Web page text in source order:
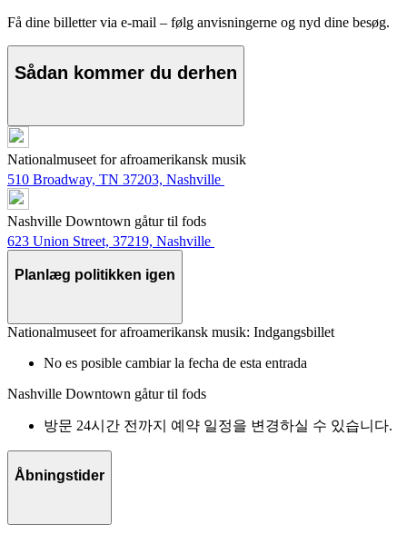
Få dine billetter via e-mail – følg anvisningerne og nyd dine besøg.
Sådan kommer du derhen
Nationalmuseet for afroamerikansk musik
510 Broadway, TN 37203, Nashville
Nashville Downtown gåtur til fods
623 Union Street, 37219, Nashville
Planlæg politikken igen
Nationalmuseet for afroamerikansk musik: Indgangsbillet
No es posible cambiar la fecha de esta entrada
Nashville Downtown gåtur til fods
방문 24시간 전까지 예약 일정을 변경하실 수 있습니다.
Åbningstider